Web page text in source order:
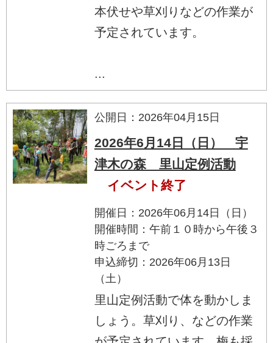
本伏せや草刈りなどの作業が
予定されています。
...
公開日：2026年04月15日
2026年6月14日（日） 宇
津木の森 里山定例活動
イベント終了
開催日：2026年06月14日（日）
開催時間：午前１０時から午後３
時ごろまで
申込締切：2026年06月13日
（土）
里山定例活動で体を動かしま
しょう。草刈り、などの作業